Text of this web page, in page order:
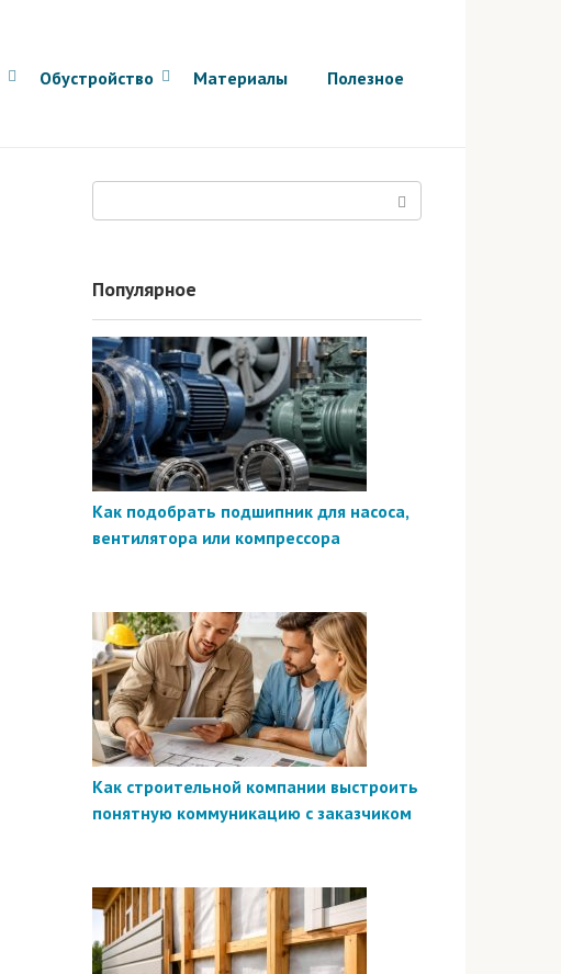
Обустройство Материалы Полезное
Популярное
Как подобрать подшипник для насоса,
вентилятора или компрессора
Как строительной компании выстроить
понятную коммуникацию с заказчиком